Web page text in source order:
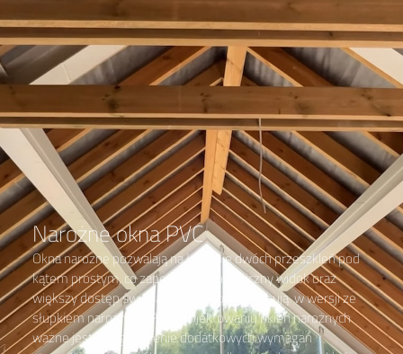
Narożne okna PVC
Okna narożne pozwalają na łączenie dwóch przeszkleń pod
kątem prostym, co zapewnia panoramiczny widok oraz
większy dostęp światła dziennego. Występują w wersji ze
słupkiem narożnym. Przy projektowaniu okien narożnych
ważne jest uwzględnienie dodatkowych wymagań